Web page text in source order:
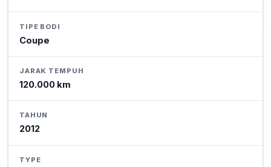
TIPE BODI
Coupe
JARAK TEMPUH
120.000 km
TAHUN
2012
TYPE